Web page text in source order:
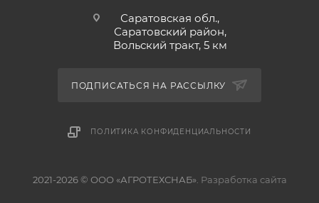
Саратовская обл.,
Саратовский район,
Вольский тракт, 5 км
ПОДПИСАТЬСЯ НА РАССЫЛКУ
ПОЛИТИКА КОНФИДЕНЦИАЛЬНОСТИ
2021-2026 © ООО «АГРОТЕХСНАБ». Разработка сайта